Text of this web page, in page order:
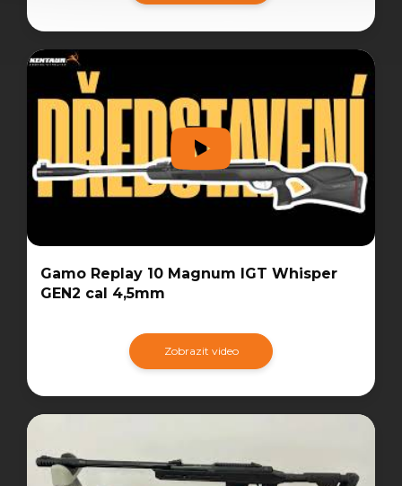
Gamo Replay 10 Magnum IGT Whisper
GEN2 cal 4,5mm
Zobrazit video